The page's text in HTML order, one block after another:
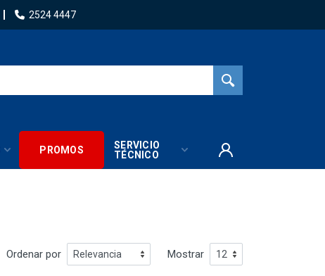
2524 4447
PROMOS
SERVICIO
TÉCNICO
Ordenar por Mostrar